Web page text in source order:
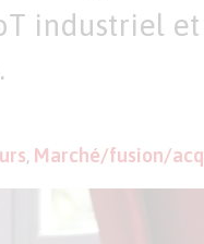
industriel
, Marché/fusion/